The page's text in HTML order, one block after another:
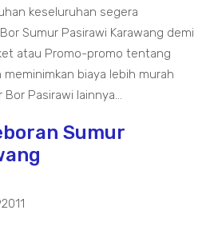
keseluruhan segera
Sumur Pasirawi Karawang demi
atau Promo-promo tentang
biaya lebih murah
Pasirawi lainnya...
Sumur